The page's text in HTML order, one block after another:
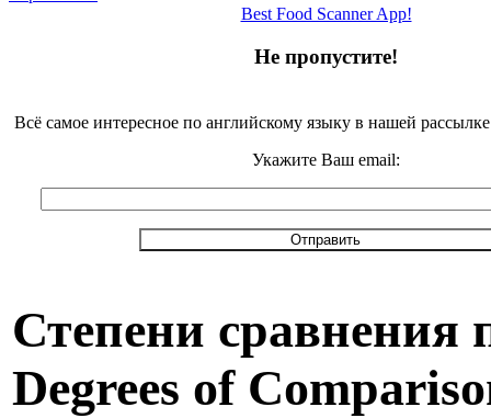
Best Food Scanner App!
Не пропустите!
Всё самое интересное по английскому языку в нашей
Укажите Ваш email:
Степени сравнения
Degrees of